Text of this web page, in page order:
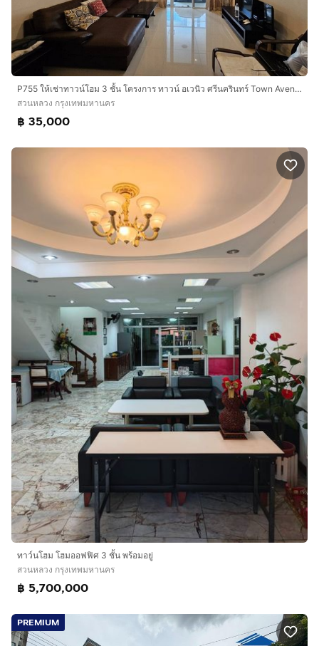
P755 ให้เช่าทาวน์โฮม 3 ชั้น โครงการ ทาวน์ อเวนิว ศรีนครินทร์ Town Avenue Srinagarindra อ่อนนุช 68
สวนหลวง กรุงเทพมหานคร
฿ 35,000
ทาว์นโฮม โฮมออฟฟิศ 3 ชั้น พร้อมอยู่
สวนหลวง กรุงเทพมหานคร
฿ 5,700,000
PREMIUM